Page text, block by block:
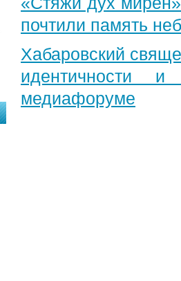
почтили память
Хабаровский
идентичности
медиафоруме